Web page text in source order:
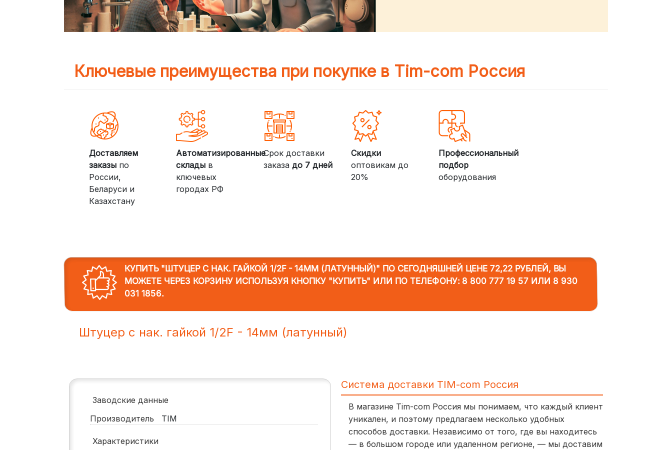
Ключевые преимущества при покупке в Tim-com Россия
Доставляем
заказыпо
России,
Беларуси и
Казахстану
Автоматизированные
склады в
ключевых
городах РФ
Срок доставки
заказадо 7 дней
Скидки
оптовикам до
20%
Профессиональный
подбор
оборудования
КУПИТЬ "ШТУЦЕР С НАК. ГАЙКОЙ 1/2F - 14ММ (ЛАТУННЫЙ)"ПО СЕГОДНЯШНЕЙ ЦЕНЕ 72,22 РУБЛЕЙ, ВЫ
МОЖЕТЕ ЧЕРЕЗ КОРЗИНУ ИСПОЛЬЗУЯ КНОПКУ "КУПИТЬ" ИЛИ ПО ТЕЛЕФОНУ: 8 800 777 19 57ИЛИ 8 930
031 1856.
Штуцер с нак. гайкой 1/2F - 14мм (латунный)
Заводские данные
Производитель
TIM
Характеристики
Система доставки TIM-com Россия
В магазине Tim-com Россия мы понимаем, что каждый клиент
уникален, и поэтому предлагаем несколько удобных
способов доставки. Независимо от того, где вы находитесь
— в большом городе или удаленном регионе, — мы доставим